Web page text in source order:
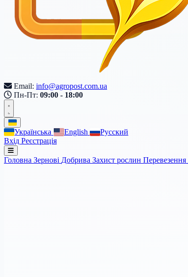
Email: info@agropost.com.ua
Пн-Пт: 09:00 - 18:00
Українська English
Русский
Вхід Реєстрація
Головна Зернові Добрива Захист рослин Перевезення